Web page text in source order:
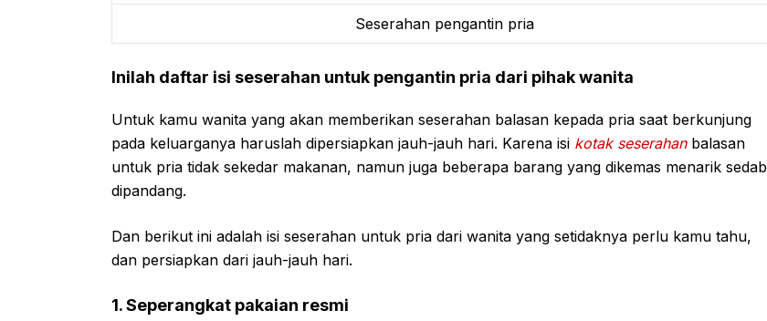
Seserahan pengantin pria
Inilah daftar isi seserahan untuk pengantin pria dari pihak wanita
Untuk kamu wanita yang akan memberikan seserahan balasan kepada pria saat berkunjung
pada keluarganya haruslah dipersiapkan jauh-jauh hari. Karena isi kotak seserahanbalasan
untuk pria tidak sekedar makanan, namun juga beberapa barang yang dikemas menarik sedab
dipandang.
Dan berikut ini adalah isi seserahan untuk pria dari wanita yang setidaknya perlu kamu tahu,
dan persiapkan dari jauh-jauh hari.
1. Seperangkat pakaian resmi